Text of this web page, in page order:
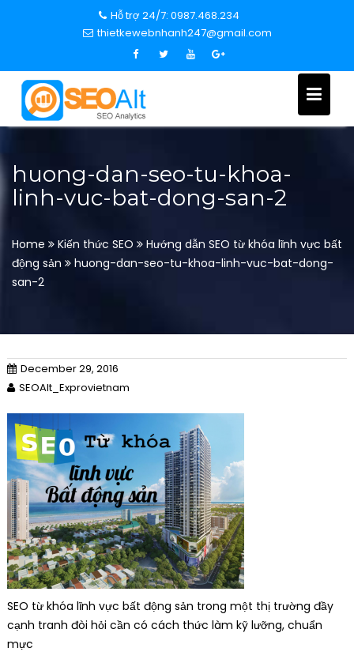
c
Hỗ trợ 24/7: 0987.468.234
thietkewebnhanh247@gmail.com
huong-dan-seo-tu-khoa-
linh-vuc-bat-dong-san-2
Home Kiến thức SEO
Hướng dẫn SEO từ khóa lĩnh vực bất
động sản
huong-dan-seo-tu-khoa-linh-vuc-bat-dong-
san-2
December 29, 2016
SEOAlt_Exprovietnam
SEO từ khóa lĩnh vực bất động sản trong một thị trường đầy
cạnh tranh đòi hỏi cần có cách thức làm kỹ lưỡng, chuẩn
mực